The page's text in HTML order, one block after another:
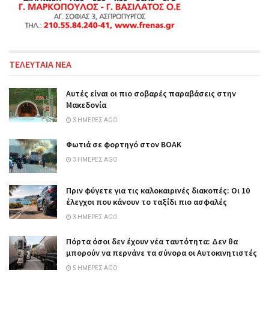
ΤΕΛΕΥΤΑΙΑ ΝΕΑ
Αυτές είναι οι πιο σοβαρές παραβάσεις στην
Μακεδονία
3 ΗΜΈΡΕΣ AGO
Φωτιά σε φορτηγό στον ΒΟΑΚ
3 ΗΜΈΡΕΣ AGO
Πριν φύγετε για τις καλοκαιρινές διακοπές: Οι 10
έλεγχοι που κάνουν το ταξίδι πιο ασφαλές
3 ΗΜΈΡΕΣ AGO
Πόρτα όσοι δεν έχουν νέα ταυτότητα: Δεν θα
μπορούν να περνάνε τα σύνορα οι Αυτοκινητιστές
5 ΗΜΈΡΕΣ AGO